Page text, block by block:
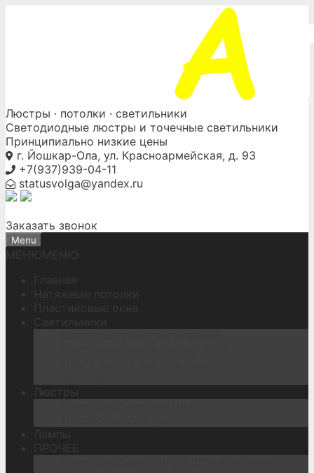
Люстры · потолки · светильники
Светодиодные люстры и точечные светильники
Принципиально низкие цены
г. Йошкар-Ола, ул. Красноармейская, д. 93
+7(937)939-04-11
statusvolga@yandex.ru
Заказать звонок
Menu
МЕНЮМЕНЮ
Главная
Натяжные потолки
Пластиковые окна
Светильники
Люстры
Лампы
ПРОЧЕЕ